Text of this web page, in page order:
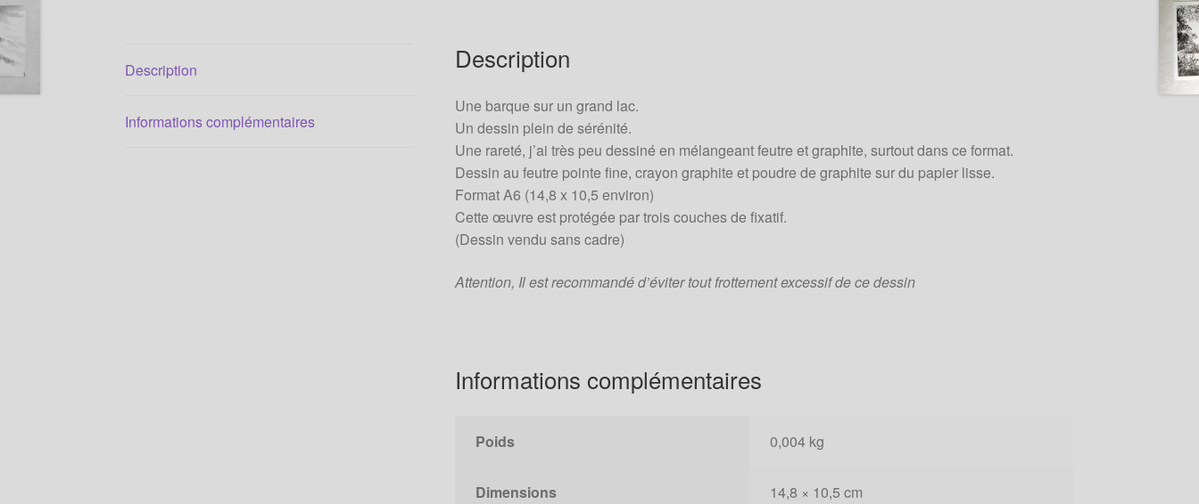
Description
Informations complémentaires
Description
Une barque sur un grand lac.
Un dessin plein de sérénité.
Une rareté, j’ai très peu dessiné en mélangeant feutre et graphite, surtout dans ce format.
Dessin au feutre pointe fine, crayon graphite et poudre de graphite sur du papier lisse.
Format A6 (14,8 x 10,5 environ)
Cette œuvre est protégée par trois couches de fixatif.
(Dessin vendu sans cadre)
Attention, Il est recommandé d’éviter tout frottement excessif de ce dessin
Informations complémentaires
Poids 0,004 kg
Dimensions 14,8 × 10,5 cm